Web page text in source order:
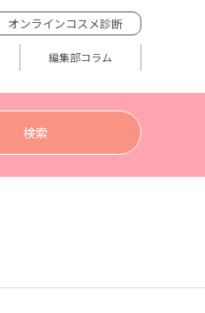
オンラインコスメ診断
編集部コラム